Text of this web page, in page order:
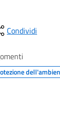
Condividi